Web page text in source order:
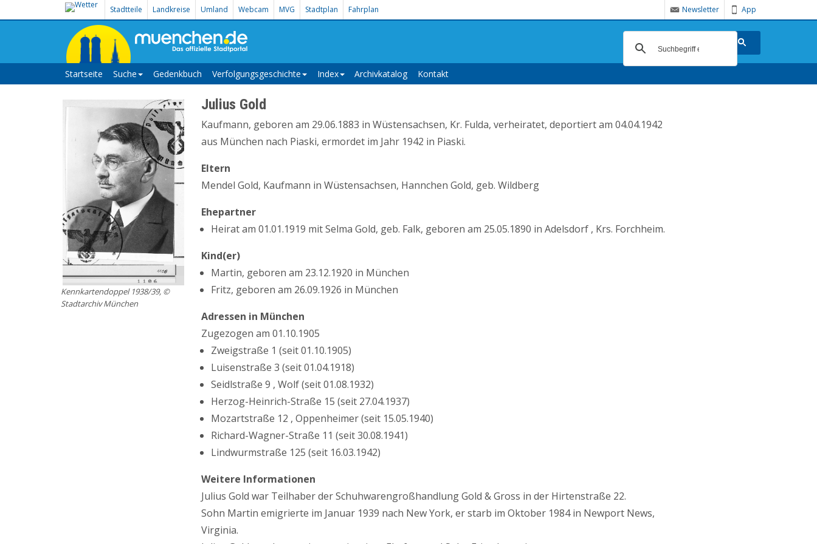
Stadtteile Landkreise Umland Webcam MVG Stadtplan Fahrplan Newsletter App
Startseite Suche Gedenkbuch Verfolgungsgeschichte Index Archivkatalog Kontakt
Kennkartendoppel 1938/39, ©
Stadtarchiv München
Julius Gold
Kaufmann, geboren am 29.06.1883 in Wüstensachsen, Kr. Fulda, verheiratet, deportiert am 04.04.1942
aus München nach Piaski, ermordet im Jahr 1942 in Piaski.
Eltern
Mendel Gold, Kaufmann in Wüstensachsen, Hannchen Gold, geb. Wildberg
Ehepartner
Heirat am 01.01.1919 mit Selma Gold, geb. Falk, geboren am 25.05.1890 in Adelsdorf , Krs. Forchheim.
Kind(er)
Martin, geboren am 23.12.1920 in München
Fritz, geboren am 26.09.1926 in München
Adressen in München
Zugezogen am 01.10.1905
Zweigstraße 1 (seit 01.10.1905)
Luisenstraße 3 (seit 01.04.1918)
Seidlstraße 9 , Wolf (seit 01.08.1932)
Herzog-Heinrich-Straße 15 (seit 27.04.1937)
Mozartstraße 12 , Oppenheimer (seit 15.05.1940)
Richard-Wagner-Straße 11 (seit 30.08.1941)
Lindwurmstraße 125 (seit 16.03.1942)
Weitere Informationen
Julius Gold war Teilhaber der Schuhwarengroßhandlung Gold & Gross in der Hirtenstraße 22.
Sohn Martin emigrierte im Januar 1939 nach New York, er starb im Oktober 1984 in Newport News,
Virginia.